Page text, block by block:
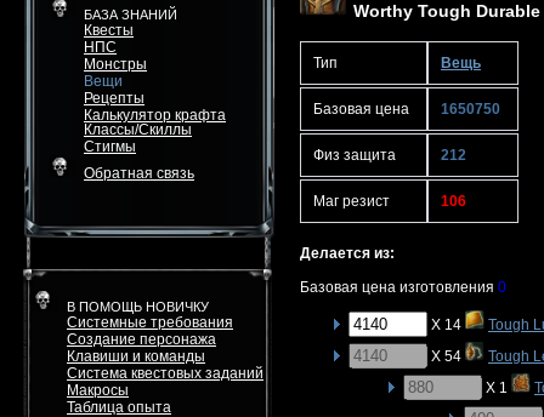
БАЗА ЗНАНИЙ
Квесты
НПС
Монстры
Вещи
Рецепты
Калькулятор крафта
Классы/Скиллы
Стигмы
Обратная связь
В ПОМОЩЬ НОВИЧКУ
Системные требования
Создание персонажа
Клавиши и команды
Система квестовых заданий
Макросы
Таблица опыта
Worthy Tough
Тип Вещь
Базовая цена 1650750
Физ защита 212
Маг резист 106
Делается из:
Базовая цена изготовления 0
X 14
Tough
X 54
Tough
X 1